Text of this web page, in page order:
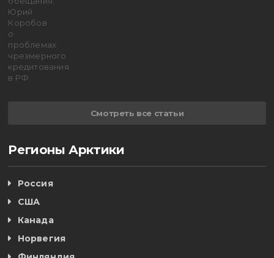
Смотреть все статьи
Регионы Арктики
Россия
США
Канада
Норвегия